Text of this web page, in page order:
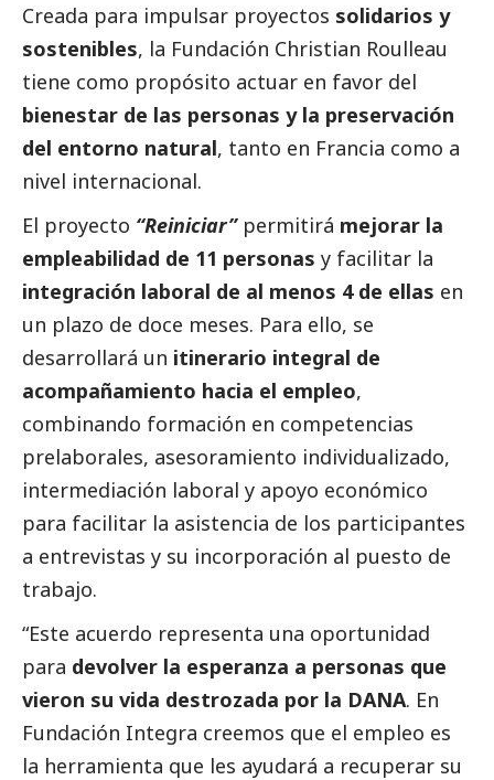
Creada para impulsar proyectos solidarios y
sostenibles, la Fundación Christian Roulleau
tiene como propósito actuar en favor del
bienestar de las personas y la preservación
del entorno natural, tanto en Francia como a
nivel internacional.
El proyecto “Reiniciar”permitirá mejorar la
empleabilidad de 11 personas y facilitar la
integración laboral de al menos 4 de ellas en
un plazo de doce meses. Para ello, se
desarrollará un itinerario integral de
acompañamiento hacia el empleo,
combinando formación en competencias
prelaborales, asesoramiento individualizado,
intermediación laboral y apoyo económico
para facilitar la asistencia de los participantes
a entrevistas y su incorporación al puesto de
trabajo.
“Este acuerdo representa una oportunidad
para devolver la esperanza a personas que
vieron su vida destrozada por la DANA. En
Fundación Integra creemos que el empleo es
la herramienta que les ayudará a recuperar su